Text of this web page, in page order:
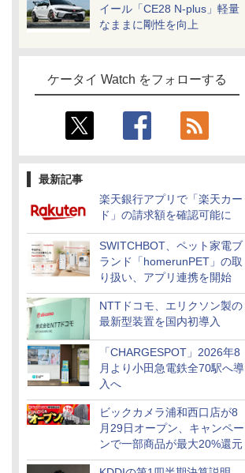
イール「CE28 N-plus」軽量
なままに剛性を向上
ケータイ Watch をフォローする
最新記事
楽天銀行アプリで「楽天カー
ド」の請求額を確認可能に
SWITCHBOT、ペット家電ブ
ランド「homerunPET」の取
り扱い、アプリ連携を開始
NTTドコモ、エリクソン製の
最新型装置を国内初導入
「CHARGESPOT」2026年8
月より小田急電鉄全70駅へ導
入へ
ビックカメラ浦和西口店が8
月29日オープン、キャンペー
ンで一部商品が最大20%還元